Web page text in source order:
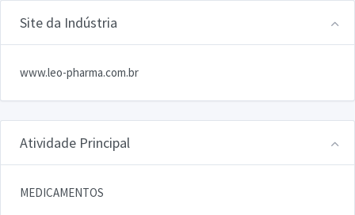
Site da Indústria
www.leo-pharma.com.br
Atividade Principal
MEDICAMENTOS